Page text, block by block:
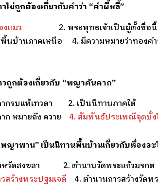
ไม่ถูกต้องเกี่ยวกับคำว่า “คำผี้หลี้”
แมว 2. พระพุทธเจ้าเป็นผู้ตั้งชื่อนี้
พื้นบ้านภาคเหนือ 4. มีความหมายว่าทองคำ
ถูกต้องเกี่ยวกับ “พญาคันคาก”
กรบแพ้เทวดา 2. เป็นนิทานภาคใต้
หมายถึง ควาย 4. สัมพันธ์ประเพณีจุดบั้
าพาน” เป็นนิทานพื้นบ้านเกี่ยวกับเรื่องอะ
หวัดสงขลา 2. ตำนานวัดพระแก้วมรกต
สร้างพระปฐมเจดี 4. ตำนานการสร้างวัดพ